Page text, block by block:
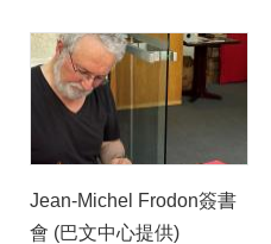
供)
Jean-Michel Frodon簽書
會 (巴文中心提供)